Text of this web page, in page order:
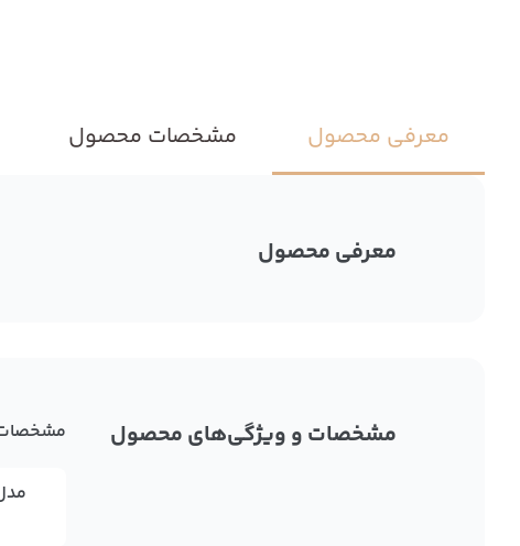
معرفی محصول مشخصات محصول
معرفی محصول
مشخصات و ویژگی‌های محصول